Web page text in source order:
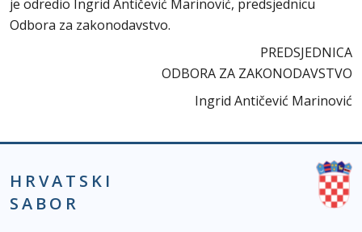
je odredio Ingrid Antičević Marinović, predsjednicu
Odbora za zakonodavstvo.
PREDSJEDNICA
ODBORA ZA ZAKONODAVSTVO
Ingrid Antičević Marinović
HRVATSKI
SABOR